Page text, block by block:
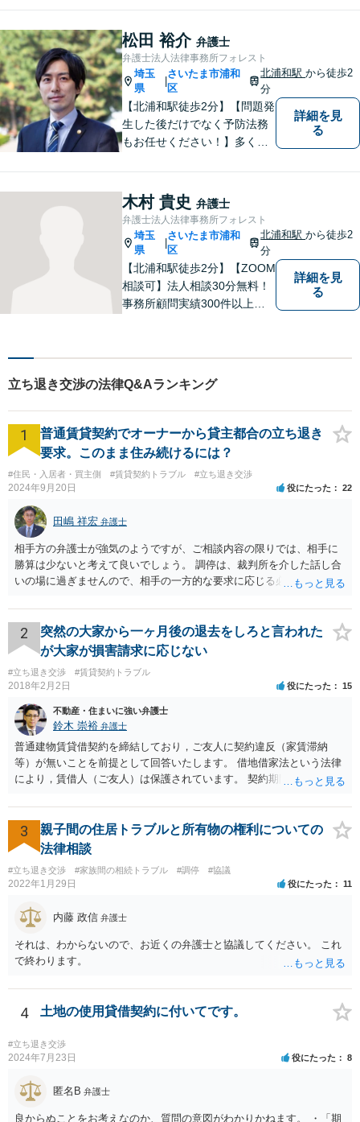
護士が労働雇用、債権回収、
商取引問題などに対応しま
す。中小企業さま、個人事業
主さまからのご相談に注力
【初回面談無料】
松田 裕介 弁護士
弁護士法人法律事務所フォレスト
埼玉
県
|
さいたま市浦和
区
北浦和駅から徒歩2
分
【北浦和駅徒歩2分】【問題発
生した後だけでなく予防法務
もお任せください！】多くの
サービスを届けます。「どの
ような案件に対してもご依頼
者様に寄り添って真摯に対応
すること」がモットーです。
【完全個室】
詳細を見
る
木村 貴史 弁護士
弁護士法人法律事務所フォレスト
埼玉
県
|
さいたま市浦和
区
北浦和駅から徒歩2
分
【北浦和駅徒歩2分】【ZOOM
相談可】法人相談30分無料！
事務所顧問実績300件以上！
るよう尽力いたします！業種
サポート体制あり！ぜひ一度
ご相談ください。
詳細を見
る
立ち退き交渉の法律Q&Aランキング
1
普通賃貸契約でオーナーから貸主都合の立ち退き
要求。このまま住み続けるには？
#住民・入居者・買主側 #賃貸契約トラブル #立ち退き交渉
2024年9月20日 役にたった 22
田嶋 祥宏 弁護士
相手方の弁護士が強気のようですが、ご相談内容の限りでは、相手に
勝算は少ないと考えて良いでしょう。 調停は、裁判所を介した話し合
いの場に過ぎませんので、相手の一方的な要求に応じる必要はなく、
ても拒否して大丈夫です。納得いかない場合は調停不調で終了にして
もらうと良いです。 そうすると裁判になりますが、相手に正当事由が
かなり少ないケースといえますので、立退請求は棄却、または相当程
度の立退料を提示しないと立退請求は認められないと思います。た
だ、裁判となった場合は、費用はかかりますが、弁護士を立てること
をおすすめします。 頑張ってください！
2
突然の大家から一ヶ月後の退去をしろと言われた
が大家が損害請求に応じない
#立ち退き交渉 #賃貸契約トラブル
2018年2月2日 役にたった 15
不動産・住まいに強い弁護士
鈴木 崇裕 弁護士
普通建物賃貸借契約を締結しており，ご友人に契約違反（家賃滞納
等）が無いことを前提として回答いたします。 借地借家法という法律
により，賃借人（ご友人）は保護されています。 契約期間途中であれ
一方的に終了させられてしまうことはありません。 さらに，契約期間
が満了するときであっても， 建物の老朽化が著しいとか，賃貸人（大
家さん）の居宅が無くなってしまったというような事情がない限り，
賃貸借契約は更新されます。 したがって，ご友人は，大家さんの要望
に応える必要はありません。 ご友人としては， Ａ 退去しないと主張
する Ｂ 退去しても良いが，相応の立退料を支払ってもらう という，
いずれかの選択肢をとることができます。さらに，Ｂの亜種として
Ｃ 退去の時期をたとえば半年先として，それまでの期間の賃料を免
除してもらう という方法もあり得るかもしれません（実質的には半年
分の立退き料をもらったことになります。）。 ストレスで体調を崩さ
れるのもよろしくないですから，費用の面で折り合いがつけば，弁護
士に交渉を代理してもらっても良いように思います。
3
親子間の住居トラブルと所有物の権利についての
法律相談
#立ち退き交渉 #家族間の相続トラブル #調停 #協議
2022年1月29日 役にたった 11
内藤 政信 弁護士
それは、わからないので、お近くの弁護士と協議してください。 これ
で終わります。
4 土地の使用貸借契約に付いてです。
#立ち退き交渉
2024年7月23日 役にたった 8
匿名B 弁護士
良からぬことをお考えなのか、質問の意図がわかりかねます。 ・「期